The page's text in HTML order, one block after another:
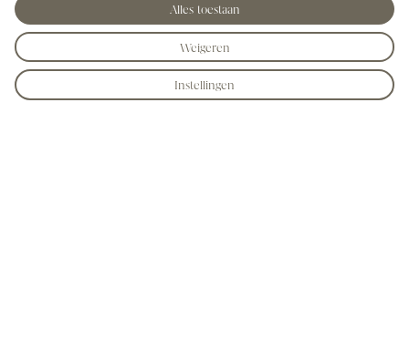
Alles toestaan
Weigeren
Instellingen